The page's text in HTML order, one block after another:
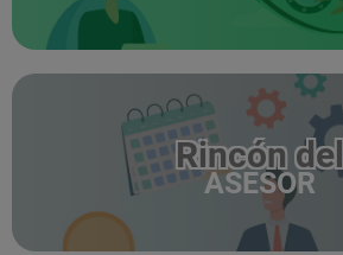
Rincón del
ASESOR